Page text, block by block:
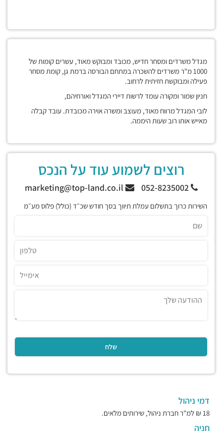
מגדל משרדים ומסחר חדיש, מכובד ומבוקש מאוד, עשרים קומות של
1000 מ"ר משרדים להשכרה במתחם הבורסה ברמת גן, קומת מסחר
פעילה ומבוקשת חזיתית לרחוב.
חניון שמור ומקורה עומד לרשות דיירי המגדל ואורחיהם,
לובי המגדל מרווח מאוד, מעוצב ומשרה אוירה מכובדת. עובד קבלה
מאייש אותו רוב שעות היממה.
רוצים לשמוע עוד על הנכס
052-8235002
השירות כרוך בתשלום עמלת תיווך בסך חודש שכ״ד (כולל) פלוס מע״מ
דמי ניהול
18 ₪ למ"ר חברת ניהול, שירותים מלאים.
חניה